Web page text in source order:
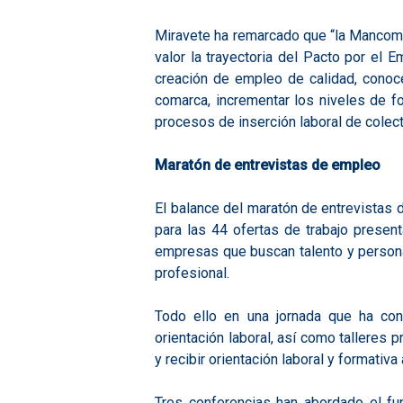
Miravete ha remarcado que “la
valor la trayectoria del Pacto por el
creación de empleo de calidad,
comarca, incrementar los niveles de
procesos de inserción laboral de
Maratón de entrevistas de empleo
El balance del maratón de
para las 44 ofertas de trabajo
empresas que buscan talento y
profesional.
Todo ello en una jornada que ha
orientación laboral, así como talleres
y recibir orientación laboral y formativa